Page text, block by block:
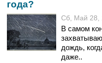
года?
Сб, Май 28,
В самом
дождь,
даже..